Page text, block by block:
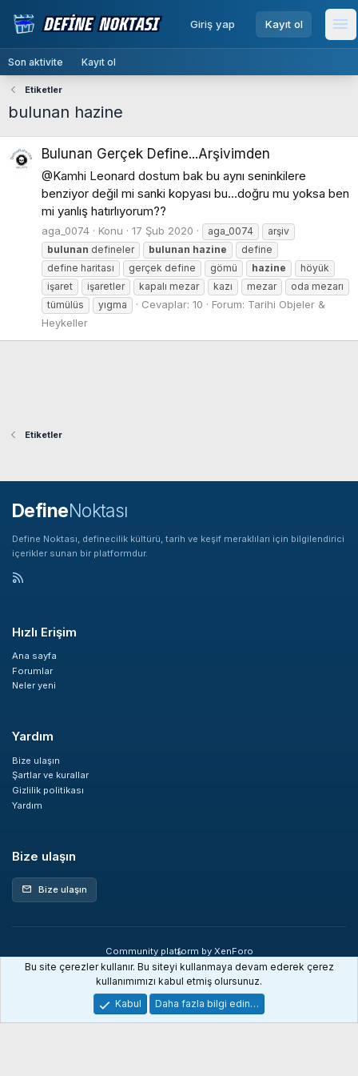
Giriş yap Kayıt ol menu
Son aktivite Kayıt ol
Etiketler
bulunan hazine
Bulunan Gerçek Define...Arşivimden
@Kamhi Leonard dostum bak bu aynı seninkilere
benziyor değil mi sanki kopyası bu...doğru mu yoksa ben
mi yanlış hatırlıyorum??
aga_0074 Konu 17 Şub 2020 aga_0074
arşiv
bulunan defineler bulunan hazine
define
define haritası
gerçek define gömü hazine
höyük
işaret
işaretler kapalı mezar kazı mezar
oda mezarı
tümülüs
yıgma Cevaplar: 10 Forum: Tarihi Objeler &
Heykeller
Etiketler
DefineNoktası
Define Noktası, definecilik kültürü, tarih ve keşif meraklıları için bilgilendirici
içerikler sunan bir platformdur.
Hızlı Erişim
Ana sayfa
Forumlar
Neler yeni
Yardım
Bize ulaşın
Şartlar ve kurallar
Gizlilik politikası
Yardım
Bize ulaşın
mail Bize ulaşın
Community platform by XenForo
®
© 2010-2026 XenForo Ltd.
XenDev Forum İstatistik sistemi
Bu site çerezler kullanır. Bu siteyi kullanmaya devam ederek çerez
kullanımımızı kabul etmiş olursunuz.
Kabul
Daha fazla bilgi edin…